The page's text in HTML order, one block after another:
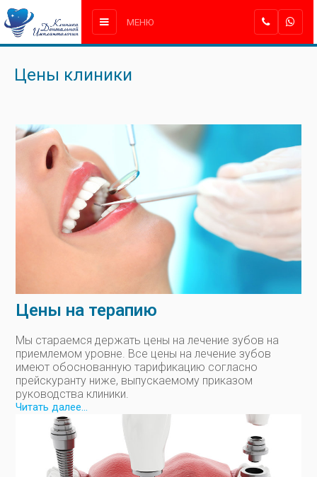
МЕНЮ
Цены клиники
Цены на терапию
Мы стараемся держать цены на лечение зубов на
приемлемом уровне. Все цены на лечение зубов
имеют обоснованную тарификацию согласно
прейскуранту ниже, выпускаемому приказом
руководства клиники.
Читать далее...